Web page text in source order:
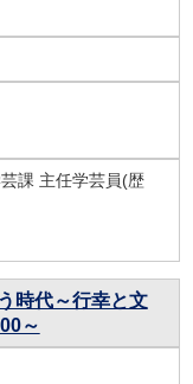
課 主任学芸員(歴
時代～行幸と文
～